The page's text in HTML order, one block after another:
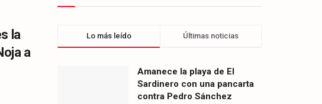
la
a
Lo más leído Últimas noticias
Amanece la playa de El
Sardinero con una pancarta
contra Pedro Sánchez